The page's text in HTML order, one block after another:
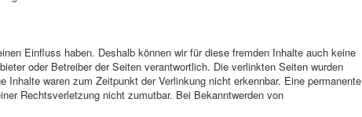
Einfluss haben. Deshalb können wir für diese fremden Inhalte auch keine
oder Betreiber der Seiten verantwortlich. Die verlinkten Seiten wurden
waren zum Zeitpunkt der Verlinkung nicht erkennbar. Eine permanente
Rechtsverletzung nicht zumutbar. Bei Bekanntwerden von